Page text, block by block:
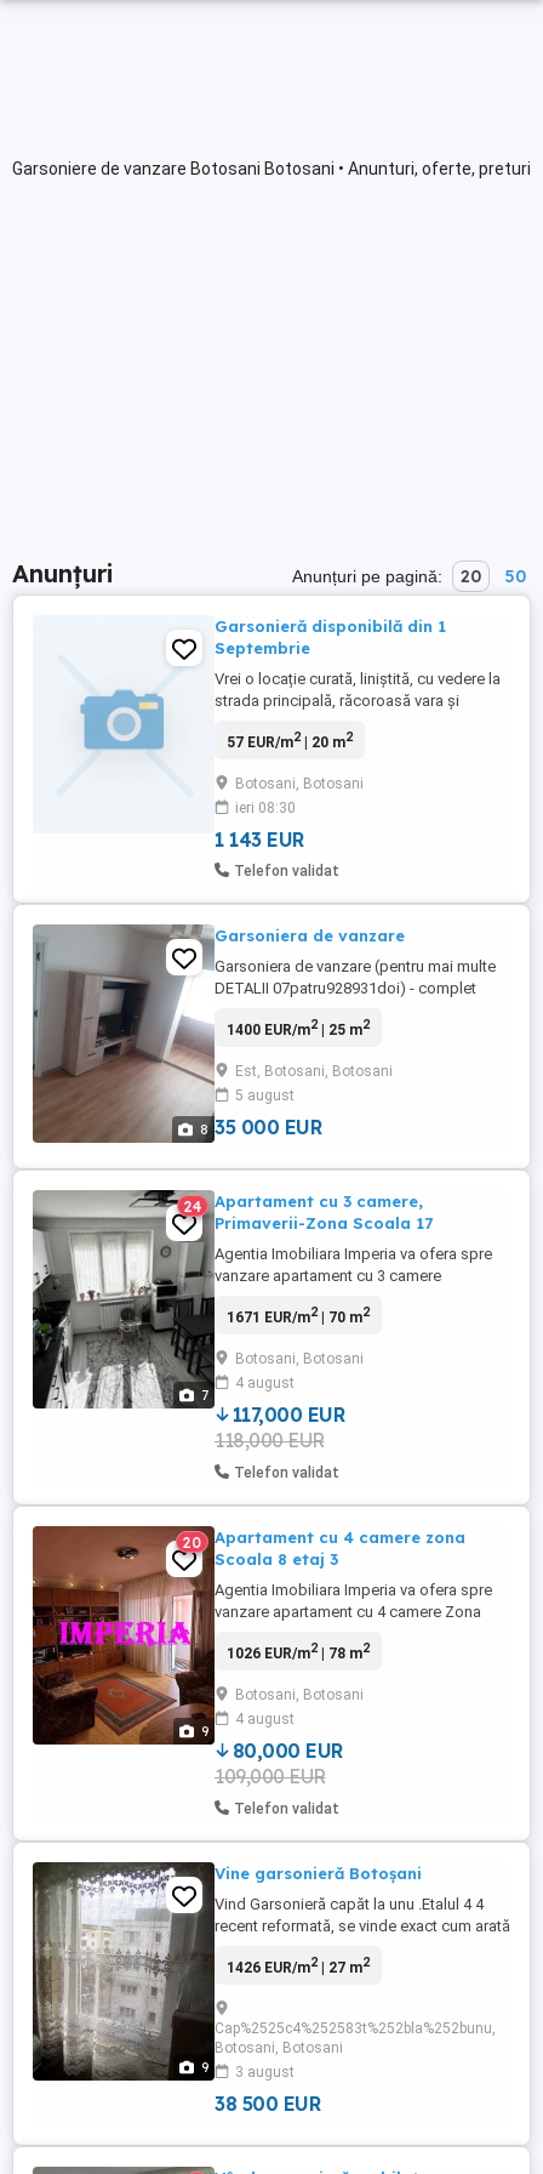
Garsoniere de vanzare Botosani Botosani • Anunturi, oferte, preturi
Anunțuri Anunțuri pe pagină: 20 50
Garsonieră disponibilă din 1
Septembrie
Vrei o locație curată, liniștită, cu vedere la
strada principală, răcoroasă vara și
data 1 Septembrie spre închiriere
demisol într un bloc curat, liniștit în zona
Acr Botoșani. Este mobilată, a fost
renovată în 2024, are ...
57 EUR/m2| 20 m2
Botosani, Botosani
ieri 08:30
1 143 EUR
Telefon validat
8
Garsoniera de vanzare
Garsoniera de vanzare (pentru mai multe
DETALII 07patru928931doi) - complet
electrica schimbata - izolata pe interior -
exact ca in poze - 25 mp Botosani, calea
nationala nr.12, la 2 min de statia de
autobuz. 35.000 ...
1400 EUR/m2| 25 m2
Est, Botosani, Botosani
5 august
35 000 EUR
7
24
Apartament cu 3 camere,
Primaverii-Zona Scoala 17
Agentia Imobiliara Imperia va ofera spre
vanzare apartament cu 3 camere
decomandat, 70mp utili mobilat si utilat
termica, aer condiționat instalatii noi Pret:
117.000E negociabil. Telefon
_0_7_5_3_0_2_8 ...
1671 EUR/m2| 70 m2
Botosani, Botosani
4 august
117,000 EUR
118,000 EUR
Telefon validat
9
20
Apartament cu 4 camere zona
Scoala 8 etaj 3
Agentia Imobiliara Imperia va ofera spre
vanzare apartament cu 4 camere Zona
termoizolatie 78 mp, 2 balcoane, 2 bai
Apartamentul se vinde mobilat și utilat.
Pret: 80.000E
TELEFON:_0_7_5_3_0_2_8_1_0_8
1026 EUR/m2| 78 m2
Botosani, Botosani
4 august
80,000 EUR
109,000 EUR
Telefon validat
9
Vine garsonieră Botoșani
Vind Garsonieră capăt la unu .Etalul 4 4
recent reformată, se vinde exact cum arată
1426 EUR/m2| 27 m2
Cap%2525c4%252583t%252bla%252bunu,
Botosani, Botosani
3 august
38 500 EUR